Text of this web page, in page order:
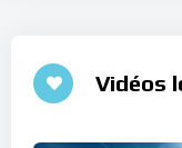
Vidéos